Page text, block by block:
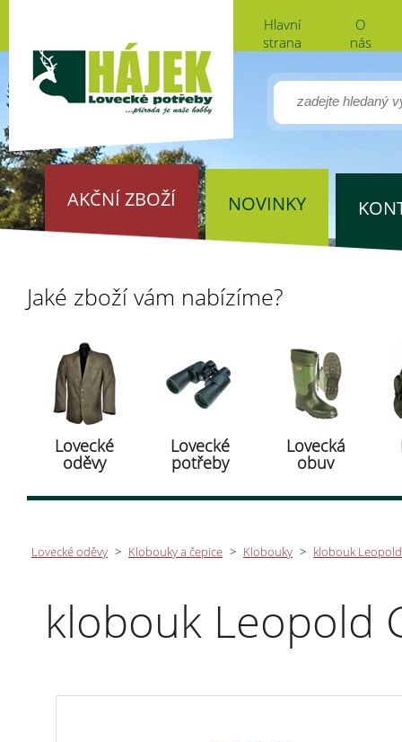
Hlavní
strana
O
nás
AKČNÍ ZBOŽÍ NOVINKY
Jaké zboží vám nabízíme?
Lovecké
oděvy
Lovecké
potřeby
Lovecká
obuv
Lovecké oděvy > Klobouky a čepice > Klobouky > klobouk
klobouk Leopold